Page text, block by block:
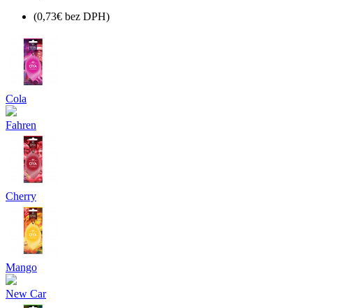
(0,73€ bez DPH)
Cola
Fahren
Cherry
Mango
New Car